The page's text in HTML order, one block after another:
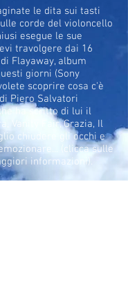
le dita sui tasti
corde del violoncello
esegue le sue
travolgere dai 16
Flayaway, album
giorni (Sony
scoprire cosa c'è
Piero Salvatori
ha scritto di lui il
Vanity Fair, Grazia, Il
chiudere gli occhi e
(clicca sulle
informazioni).